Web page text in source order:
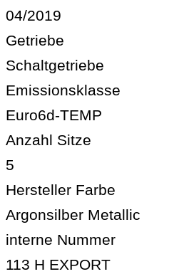
04/2019
Getriebe
Schaltgetriebe
Emissionsklasse
Euro6d-TEMP
Anzahl Sitze
5
Hersteller Farbe
Argonsilber Metallic
interne Nummer
113 H EXPORT